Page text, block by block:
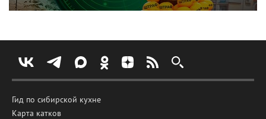
Гид по сибирской кухне
Карта катков